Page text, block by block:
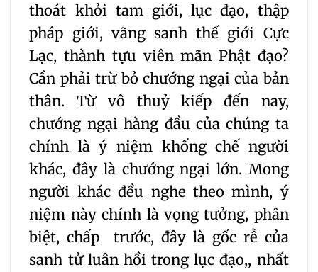
thoát khỏi tam giới, lục đạo, thập
pháp giới, vãng sanh thế giới Cực
Lạc, thành tựu viên mãn Phật đạo?
Cần phải trừ bỏ chướng ngại của bản
thân. Từ vô thuỷ kiếp đến nay,
chướng ngại hàng đầu của chúng ta
chính là ý niệm khống chế người
khác, đây là chướng ngại lớn. Mong
người khác đều nghe theo mình, ý
niệm này chính là vọng tưởng, phân
biệt, chấp trước, đây là gốc rễ của
sanh tử luân hồi trong lục đạo,, nhất